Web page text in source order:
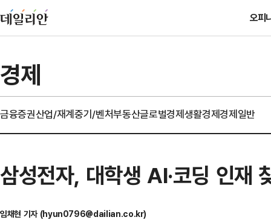
오피
경제
금융증권산업/재계중기/벤처부동산글로벌경제생활경제경제일반
삼성전자, 대학생 AI·코딩 인
임채현 기자 (hyun0796@dailian.co.kr)